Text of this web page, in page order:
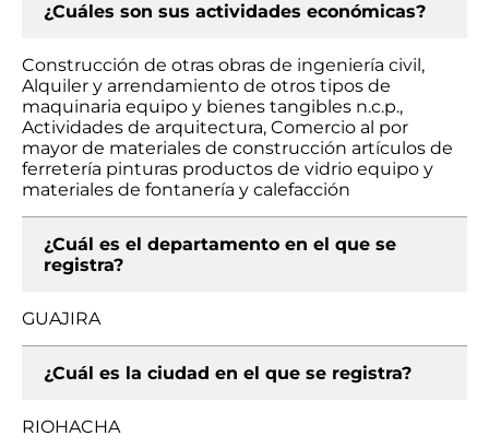
¿Cuáles son sus actividades económicas?
Construcción de otras obras de ingeniería civil,
Alquiler y arrendamiento de otros tipos de
maquinaria equipo y bienes tangibles n.c.p.,
Actividades de arquitectura, Comercio al por
mayor de materiales de construcción artículos de
ferretería pinturas productos de vidrio equipo y
materiales de fontanería y calefacción
¿Cuál es el departamento en el que se
registra?
GUAJIRA
¿Cuál es la ciudad en el que se registra?
RIOHACHA